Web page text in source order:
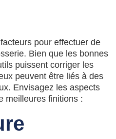
pour effectuer de
Bien que les bonnes
puissent corriger les
peuvent être liés à des
Envisagez les aspects
meilleures finitions :